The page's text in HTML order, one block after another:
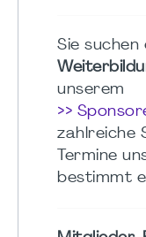
Sie
unserem
>>
zahlreiche
Termine
bestimmt